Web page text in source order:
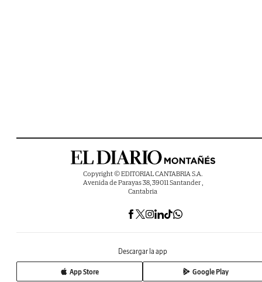
Copyright © EDITORIAL CANTABRIA S.A.
Avenida de Parayas 38, 39011 Santander ,
Cantabria
Descargar la app
App Store Google Play